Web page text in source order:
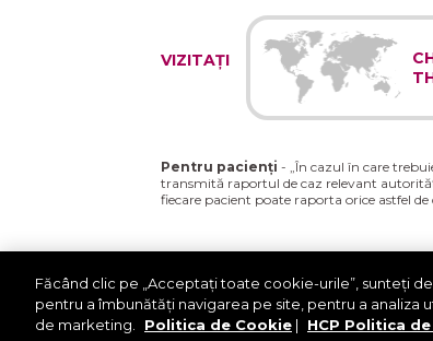
VIZITAȚI
Pentru pacienți - „În cazul în care
transmită raportul de caz relevant
fiecare pacient poate raporta orice astfel
sanitare în conformitate cu cerințele
adversa/
Făcând clic pe „Acceptați toate cookie-urile”, sunteți
pentru a îmbunătăți navigarea pe site, pentru a analiza
de marketing.
Politica de Cookie | HCP Politica